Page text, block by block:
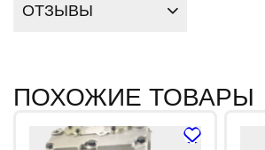
ОТЗЫВЫ
ПОХОЖИЕ ТОВАРЫ